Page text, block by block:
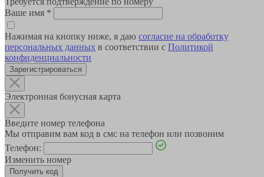
Ваше имя *
Нажимая на кнопку ниже, я даю согласие на обработку
персональных данных в соответствии с Политикой
конфиденциальности
Зарегистрироваться
Электронная бонусная карта
Введите номер телефона
Мы отправим вам код в смс на телефон или позвоним
Телефон:
Изменить номер